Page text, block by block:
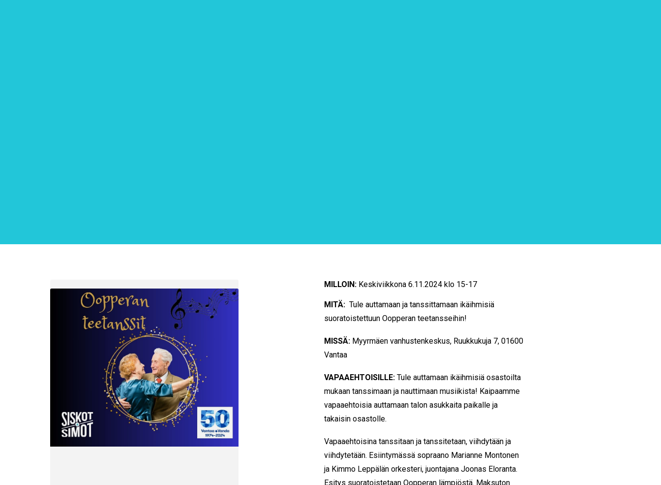
MILLOIN:Keskiviikkona 6.11.2024 klo 15-17
MITÄ: Tule auttamaan ja tanssittamaan ikäihmisiä
suoratoistettuun Oopperan teetansseihin!
MISSÄ:Myyrmäen vanhustenkeskus, Ruukkukuja 7, 01600
Vantaa
VAPAAEHTOISILLE: Tule auttamaan ikäihmisiä osastoilta
mukaan tanssimaan ja nauttimaan musiikista! Kaipaamme
vapaaehtoisia auttamaan talon asukkaita paikalle ja
takaisin osastolle.
Vapaaehtoisina tanssitaan ja tanssitetaan, viihdytään ja
viihdytetään. Esiintymässä sopraano Marianne Montonen
ja Kimmo Leppälän orkesteri, juontajana Joonas Eloranta.
Esitys suoratoistetaan Oopperan lämpiöstä. Maksuton